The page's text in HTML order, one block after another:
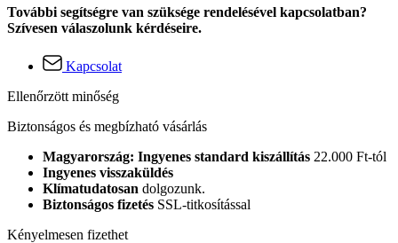
További segítségre van szüksége rendelésével kapcsolatban?
Szívesen válaszolunk kérdéseire.
Kapcsolat
Ellenőrzött minőség
Biztonságos és megbízható vásárlás
Magyarország: Ingyenes standard kiszállítás 22.000 Ft-tól
Ingyenes visszaküldés
Klímatudatosan dolgozunk.
Biztonságos fizetés SSL-titkosítással
Kényelmesen fizethet